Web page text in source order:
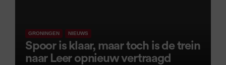
GRONINGEN NIEUWS
Spoor is klaar, maar toch is de trein
naar Leer opnieuw vertraagd